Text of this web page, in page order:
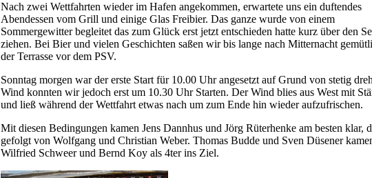
Nach zwei Wettfahrten wieder im Hafen angekommen, erwartete uns ein duftendes
Abendessen vom Grill und einige Glas Freibier. Das ganze wurde von einem
Sommergewitter begleitet das zum Glück erst jetzt entschieden hatte kurz über den
ziehen. Bei Bier und vielen Geschichten saßen wir bis lange nach Mitternacht
der Terrasse vor dem PSV.
Sonntag morgen war der erste Start für 10.00 Uhr angesetzt auf Grund von stetig
Wind konnten wir jedoch erst um 10.30 Uhr Starten. Der Wind blies aus West mit
und ließ während der Wettfahrt etwas nach um zum Ende hin wieder aufzufrischen.
Mit diesen Bedingungen kamen Jens Dannhus und Jörg Rüterhenke am besten klar,
gefolgt von Wolfgang und Christian Weber. Thomas Budde und Sven Düsener
Wilfried Schweer und Bernd Koy als 4ter ins Ziel.